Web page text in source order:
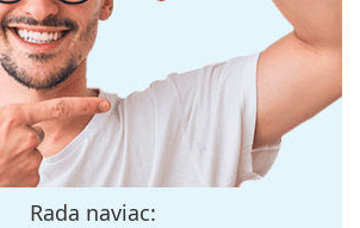
132 mm
140 mm
17 mm
100 g
Nie
Rada naviac: